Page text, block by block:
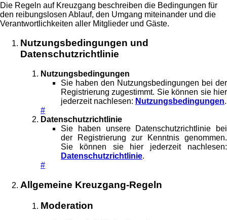
Die Regeln auf Kreuzgang beschreiben die Bedingungen für
den reibungslosen Ablauf, den Umgang miteinander und die
Verantwortlichkeiten aller Mitglieder und Gäste.
Nutzungsbedingungen und
Datenschutzrichtlinie
Nutzungsbedingungen
Sie haben den Nutzungsbedingungen bei der
Registrierung zugestimmt. Sie können sie hier
jederzeit nachlesen: Nutzungsbedingungen.
#
Datenschutzrichtlinie
Sie haben unsere Datenschutzrichtlinie bei
der Registrierung zur Kenntnis genommen.
Sie können sie hier jederzeit nachlesen:
Datenschutzrichtlinie.
#
Allgemeine Kreuzgang-Regeln
Moderation